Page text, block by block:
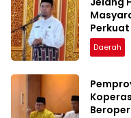
Daerah